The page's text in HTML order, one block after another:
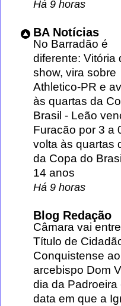
Há 9 horas
BA Notícias
No Barradão é
diferente: Vitória
show, vira sobre
Athletico-PR e
às quartas da
Brasil - Leão
Furacão por 3 a
volta às quartas
da Copa do
14 anos
Há 9 horas
Blog Redação
Câmara vai
Título de
Conquistense ao
arcebispo Dom
dia da Padroeira
data em que a